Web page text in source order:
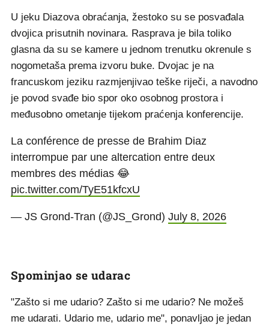
U jeku Diazova obraćanja, žestoko su se posvađala
dvojica prisutnih novinara. Rasprava je bila toliko
glasna da su se kamere u jednom trenutku okrenule s
nogometaša prema izvoru buke. Dvojac je na
francuskom jeziku razmjenjivao teške riječi, a navodno
je povod svađe bio spor oko osobnog prostora i
međusobno ometanje tijekom praćenja konferencije.
La conférence de presse de Brahim Diaz
interrompue par une altercation entre deux
membres des médias 😂
pic.twitter.com/TyE51kfcxU
— JS Grond-Tran (@JS_Grond) July 8, 2026
Spominjao se udarac
"Zašto si me udario? Zašto si me udario? Ne možeš
me udarati. Udario me, udario me", ponavljao je jedan